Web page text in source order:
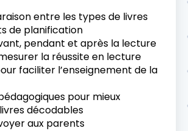
entre les types de livres
de planification
pendant et après la lecture
la réussite en lecture
faciliter l’enseignement de la
pour mieux
décodables
aux parents